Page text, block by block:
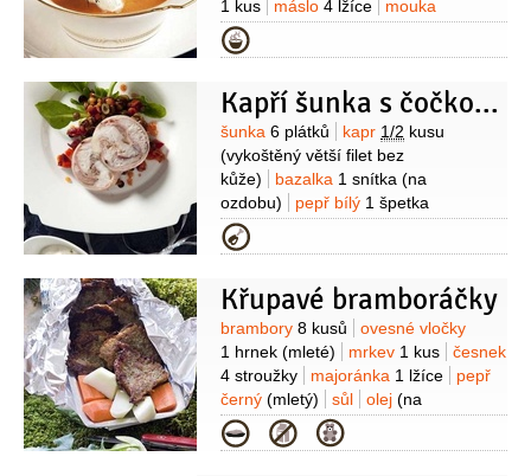
1 kus
máslo 4 lžíce
mouka
pšeničná hladká
velkolistá2 lžíce (nasekaná nebo
1 lžíce olivového oleje)
sůl Na vývar:
máslo 2 lžíce kapr 1 kus
hlava bez žaber)
mrkev
(oloupaná)
voda 8 hrnků
kusu (oloupaný)
cibule
1/2kusu pórek1 kus (10 cm bílé
části)
těsto: voda1 lžíce
mouka pšeničná
polohrubá1/2 hrnku kapr1 kus
(mlíčí nebo jikry)
vejce
1 kus
paprika chilli(mleté nebo pár
kapek tabasca)
Kategorie
Kapří šunka s čočkovým salátem
Suroviny
šunka 6 plátků kapr 1/2 kusu
(vykoštěný větší filet bez
kůže)
bazalka 1 snítka (na
ozdobu)
pepř bílý 1 špetka
(mletý)
(prášková) Na salát: čočka
(mletý)
sůl1 špetka
šťáva citronová
2 lžíce
olej olivový 2 lžíce
čočka
červená4 lžíce
řepa červená
1/2 kusu (malá) mrkev 1 kus
(karotka)
cibulka jarní 1 kus
omáčku: sůl1 špetka
smetana
zakysaná1 kelímek
Kategorie
Křupavé bramboráčky
Suroviny
brambory 8 kusů
ovesné vločky
1 hrnek (mleté) mrkev 1 kus
česnek
4 stroužky
majoránka 1 lžíce
pepř
černý (mletý) sůl olej (na
osmažení)
Kategorie